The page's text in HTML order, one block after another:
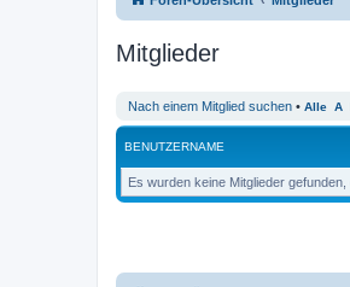
Mitglieder
Nach einem Mitglied suchen • Alle A
BENUTZERNAME
Es wurden keine Mitglieder